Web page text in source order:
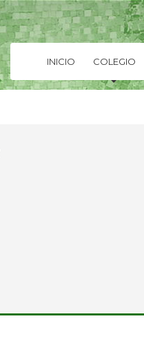
INICIO COLEGIO